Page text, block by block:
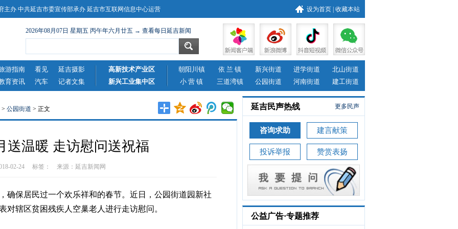
设为首页 收藏本站
办 中共延吉市委宣传部承办 延吉市互联网信息中心运营
2026年08月07日 星期五 丙午年六月廿五 → 查看每日延吉新闻
游指南 看见 延吉摄影 高新技术产业区 朝阳川镇 依 兰 镇 新兴街道 进学街道
北山街道
育资讯
汽车 记者文集 新兴工业集中区 小 营 镇 三道湾镇 公园街道 河南街道 建工街道
> 公园街道 > 正文
送温暖 走访慰问送祝福
02-24 标签： 来源： 延吉新闻网
保居民过一个欢乐祥和的春节。近日，公园街道园新社
对辖区贫困残疾人空巢老人进行走访慰问。
更多民声
延吉民声热线
咨询求助 建言献策
投诉举报 赞赏表扬
公益广告·专题推荐